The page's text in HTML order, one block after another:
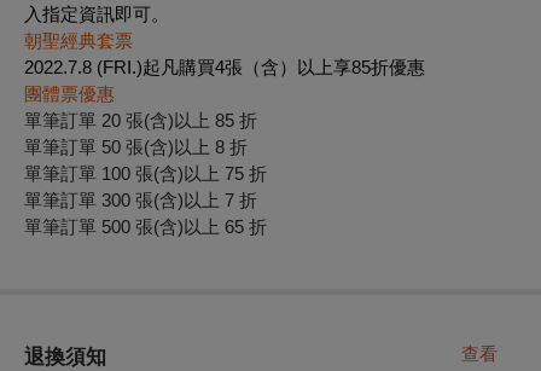
入指定資訊即可。
朝聖經典套票
2022.7.8 (FRI.)起 凡購買4張（含）以上享85折優惠
團體票優惠
單筆訂單 20 張(含)以上 85 折
單筆訂單 50 張(含)以上 8 折
單筆訂單 100 張(含)以上 75 折
單筆訂單 300 張(含)以上 7 折
單筆訂單 500 張(含)以上 65 折
退換須知 查看